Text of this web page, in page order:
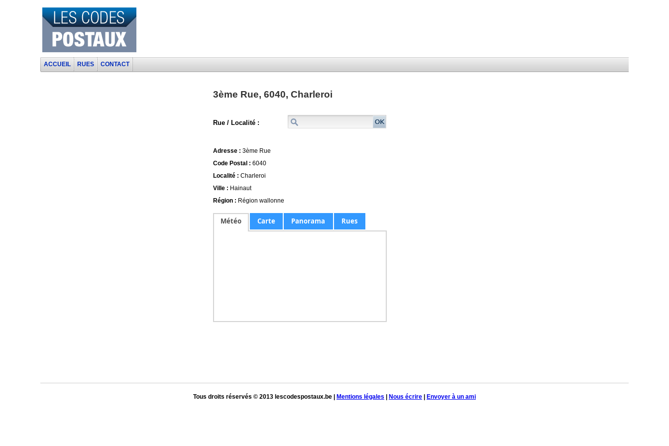
ACCUEIL RUES CONTACT
3ème Rue, 6040, Charleroi
Rue / Localité :
Adresse : 3ème Rue
Code Postal : 6040
Localité : Charleroi
Ville : Hainaut
Région : Région wallonne
Météo Carte Panorama Rues
Tous droits réservés © 2013 lescodespostaux.be | Mentions légales Nous écrire Envoyer à un ami